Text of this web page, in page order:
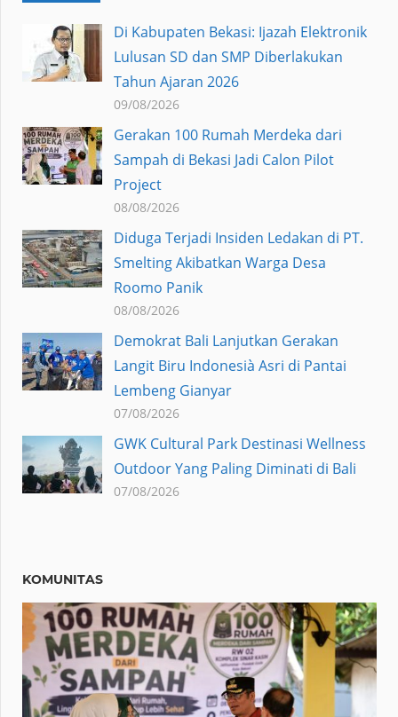
Di Kabupaten Bekasi: Ijazah Elektronik
Lulusan SD dan SMP Diberlakukan
Tahun Ajaran 2026
09/08/2026
Gerakan 100 Rumah Merdeka dari
Sampah di Bekasi Jadi Calon Pilot
Project
08/08/2026
Diduga Terjadi Insiden Ledakan di PT.
Smelting Akibatkan Warga Desa
Roomo Panik
08/08/2026
Demokrat Bali Lanjutkan Gerakan
Langit Biru Indonesià Asri di Pantai
Lembeng Gianyar
07/08/2026
GWK Cultural Park Destinasi Wellness
Outdoor Yang Paling Diminati di Bali
07/08/2026
KOMUNITAS